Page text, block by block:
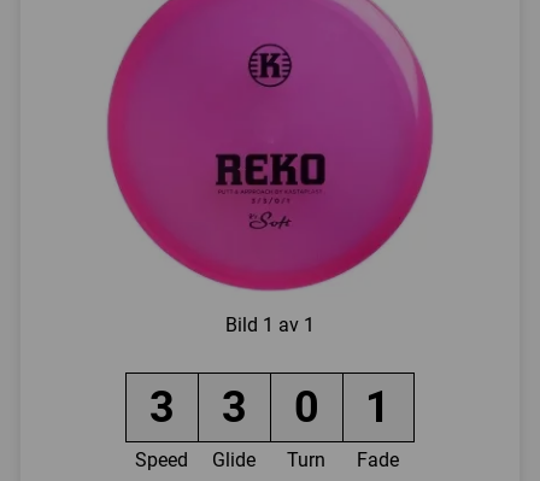
Bild 1 av 1
3 3 0 1
Speed Glide Turn Fade